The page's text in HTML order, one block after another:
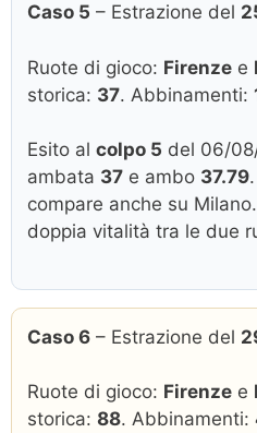
Caso 5 – Estrazione del
Ruote di gioco: Firenze e
storica: 37. Abbinamenti:
Esito al colpo 5 del 06/
ambata 37 e ambo 37.79
compare anche su
doppia vitalità tra le due
Caso 6 – Estrazione del
Ruote di gioco: Firenze e
storica: 88. Abbinamenti: